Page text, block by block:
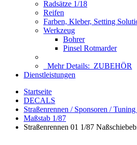
Radsätze 1/18
Reifen
Farben, Kleber, Setting
Werkzeug
Bohrer
Pinsel Rotmarder
Mehr Details: ZUBEHÖR
Dienstleistungen
Startseite
DECALS
Straßenrennen / Sponsoren /
Maßstab 1/87
Straßenrennen 01 1/87